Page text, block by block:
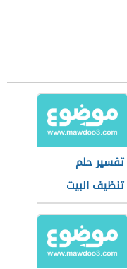
تفسير حلم
تنظيف البيت